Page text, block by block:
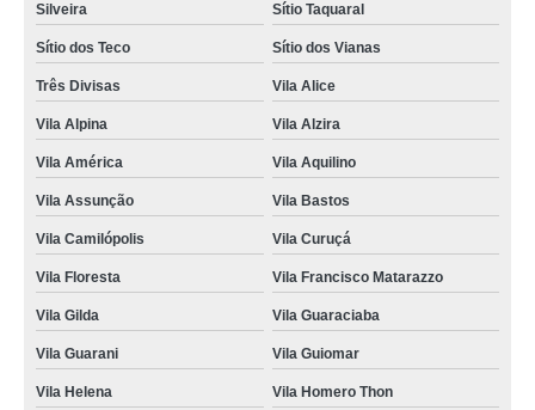
onde faz tartarectomia em animais Várzea do Tamanduateí
limpeza dentária canina agendar Vila João Ramalho
onde fazer limpeza dentária canina Vila Vitória
onde faz limpeza dentária canina São Caetano do Sul
onde fazer limpeza de tártaro canina Jardim Clube de Campo
onde faz limpeza tártaro cachorro Cidade São Jorge
limpeza de tártaro de cães Santa Maria
Silveira Sítio Taquaral
Sítio dos Teco Sítio dos Vianas
Três Divisas Vila Alice
Vila Alpina Vila Alzira
Vila América Vila Aquilino
Vila Assunção Vila Bastos
Vila Camilópolis Vila Curuçá
Vila Floresta Vila Francisco Matarazzo
Vila Gilda Vila Guaraciaba
Vila Guarani Vila Guiomar
Vila Helena Vila Homero Thon